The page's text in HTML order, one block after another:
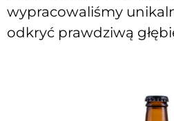
wypracowaliśmy
odkryć prawdziwą